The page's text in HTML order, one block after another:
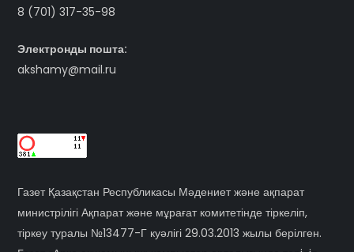
8 (701) 317-35-98
Электронды пошта:
akshamy@mail.ru
Газет Қазақстан Республикасы Мәдениет және ақпарат
министрілігі Ақпарат және мұрағат комитетінде тіркеліп,
тіркеу туралы №13477-Г куәлігі 29.03.2013 жылы берілген.